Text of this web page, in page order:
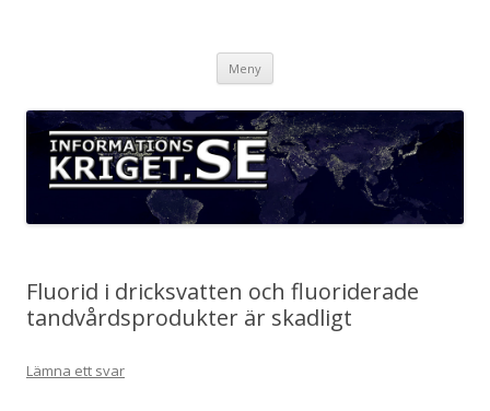
Meny
Fluorid i dricksvatten och fluoriderade
tandvårdsprodukter är skadligt
Lämna ett svar